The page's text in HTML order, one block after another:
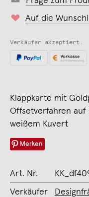
Auf die
Verkäufer akzeptiert:
Klappkarte mit
Offsetverfahren
weißem Kuvert
Merken
Art. Nr.
Verkäufer